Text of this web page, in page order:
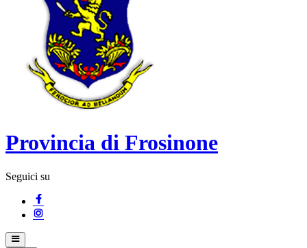
Provincia di Frosinone
Seguici su